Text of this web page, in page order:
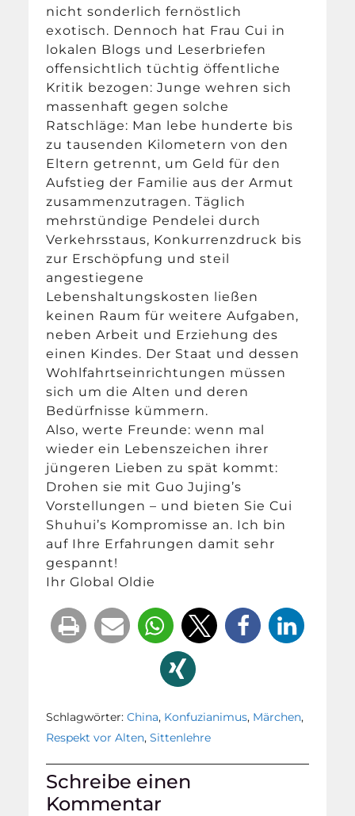
nicht sonderlich fernöstlich
exotisch. Dennoch hat Frau Cui in
lokalen Blogs und Leserbriefen
offensichtlich tüchtig öffentliche
Kritik bezogen: Junge wehren sich
massenhaft gegen solche
Ratschläge: Man lebe hunderte bis
zu tausenden Kilometern von den
Eltern getrennt, um Geld für den
Aufstieg der Familie aus der Armut
zusammenzutragen. Täglich
mehrstündige Pendelei durch
Verkehrsstaus, Konkurrenzdruck bis
zur Erschöpfung und steil
angestiegene
Lebenshaltungskosten ließen
keinen Raum für weitere Aufgaben,
neben Arbeit und Erziehung des
einen Kindes. Der Staat und dessen
Wohlfahrtseinrichtungen müssen
sich um die Alten und deren
Bedürfnisse kümmern.
Also, werte Freunde: wenn mal
wieder ein Lebenszeichen ihrer
jüngeren Lieben zu spät kommt:
Drohen sie mit Guo Jujing’s
Vorstellungen – und bieten Sie Cui
Shuhui’s Kompromisse an. Ich bin
auf Ihre Erfahrungen damit sehr
gespannt!
Ihr Global Oldie
Schlagwörter:China, Konfuzianimus, Märchen,
Respekt vor Alten,Sittenlehre
Schreibe einen
Kommentar